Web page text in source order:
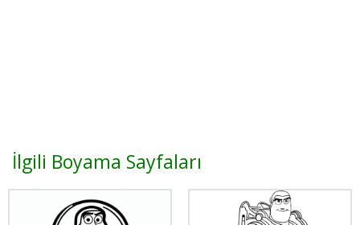
İlgili Boyama Sayfaları